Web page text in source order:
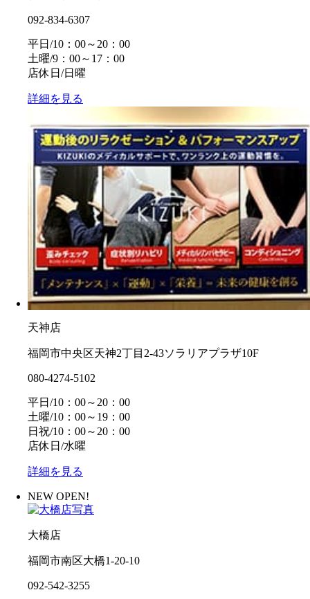
092-834-6307
平日/10：00～20：00
土曜/9：00～17：00
店休日/日曜
詳細を見る
天神店
福岡市中央区天神2丁目2-43ソラリアプラザ10F
080-4274-5102
平日/10：00～20：00
土曜/10：00～19：00
日祝/10：00～20：00
店休日/水曜
詳細を見る
NEW OPEN!
大橋店
福岡市南区大橋1-20-10
092-542-3255